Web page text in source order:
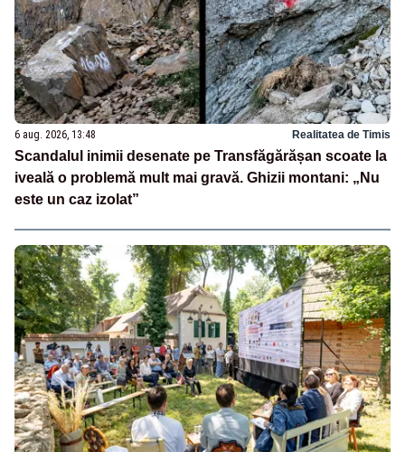
6 aug. 2026, 13:48 Realitatea de Timis
Scandalul inimii desenate pe Transfăgărășan scoate la
iveală o problemă mult mai gravă. Ghizii montani: „Nu
este un caz izolat”